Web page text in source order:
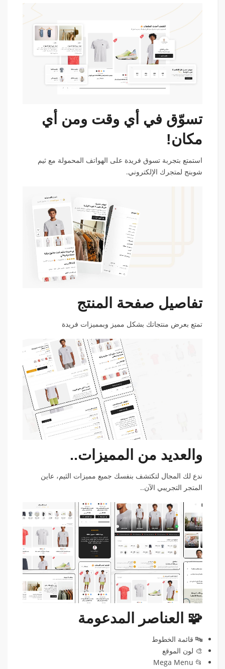
تسوّق في أي وقت ومن أي
مكان!
استمتع بتجربة تسوق فريدة على الهواتف المحمولة مع ثيم
شوبنج لمتجرك الإلكتروني.
تفاصيل صفحة المنتج
تمتع بعرض منتجاتك بشكل مميز وبمميزات فريدة
والعديد من المميزات..
ندع لك المجال لتكتشف بنفسك جميع مميزات الثيم، عاين
المتجر التجريبي الآن..
🧩 العناصر المدعومة
🔤 قائمة الخطوط
🎨 لون الموقع
📂 Mega Menu